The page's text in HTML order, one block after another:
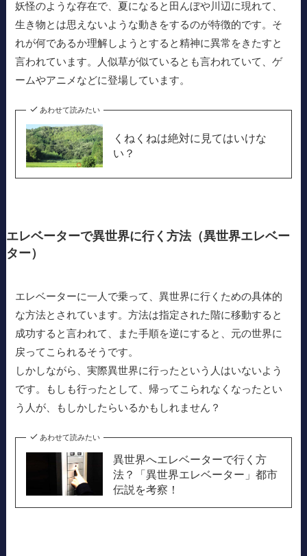
妖怪のような存在で、夏になると田んぼや川辺に現れて、
生き物とは思えないような動きをするのが特徴的です。そ
れが何であるか理解しようとすると精神に異常をきたすと
言われています。人似草が似ているとも言われていて、ゲ
ームやアニメなどに登場しています。
あわせて読みたい
くねくねは絶対に見てはいけな
い？
エレベーターで異世界に行く方法（異世界エレベー
ター）
エレベーターに一人で乗って、異世界に行くための具体的
な方法とされています。方法は指定された階に移動すると
成功すると言われて、また手順を逆にすると、元の世界に
戻ってこられるそうです。
しかしながら、実際異世界に行ったという人はいないよう
です。もしも行ったとして、帰ってこられなくなったとい
う人が、もしかしたらいるかもしれません？
あわせて読みたい
異世界へエレベーターで行く方
法？「異世界エレベーター」都市
伝説を考察！